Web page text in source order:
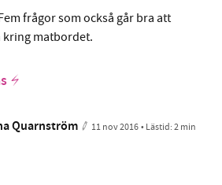
frågor som också går bra att
matbordet.
Quarnström 11 nov 2016 • Lästid:2 min